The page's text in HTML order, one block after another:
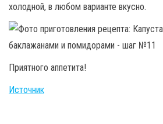
холодной, в любом варианте вкусно.
Приятного аппетита!
Источник